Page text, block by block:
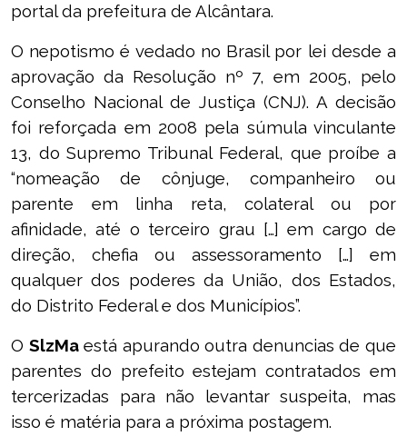
portal da prefeitura de Alcântara.
O nepotismo é vedado no Brasil por lei desde a
aprovação da Resolução nº 7, em 2005, pelo
Conselho Nacional de Justiça (CNJ). A decisão
foi reforçada em 2008 pela súmula vinculante
13, do Supremo Tribunal Federal, que proíbe a
“nomeação de cônjuge, companheiro ou
parente em linha reta, colateral ou por
afinidade, até o terceiro grau […] em cargo de
direção, chefia ou assessoramento […] em
qualquer dos poderes da União, dos Estados,
do Distrito Federal e dos Municípios”.
O SlzMaestá apurando outra denuncias de que
parentes do prefeito estejam contratados em
tercerizadas para não levantar suspeita, mas
isso é matéria para a próxima postagem.